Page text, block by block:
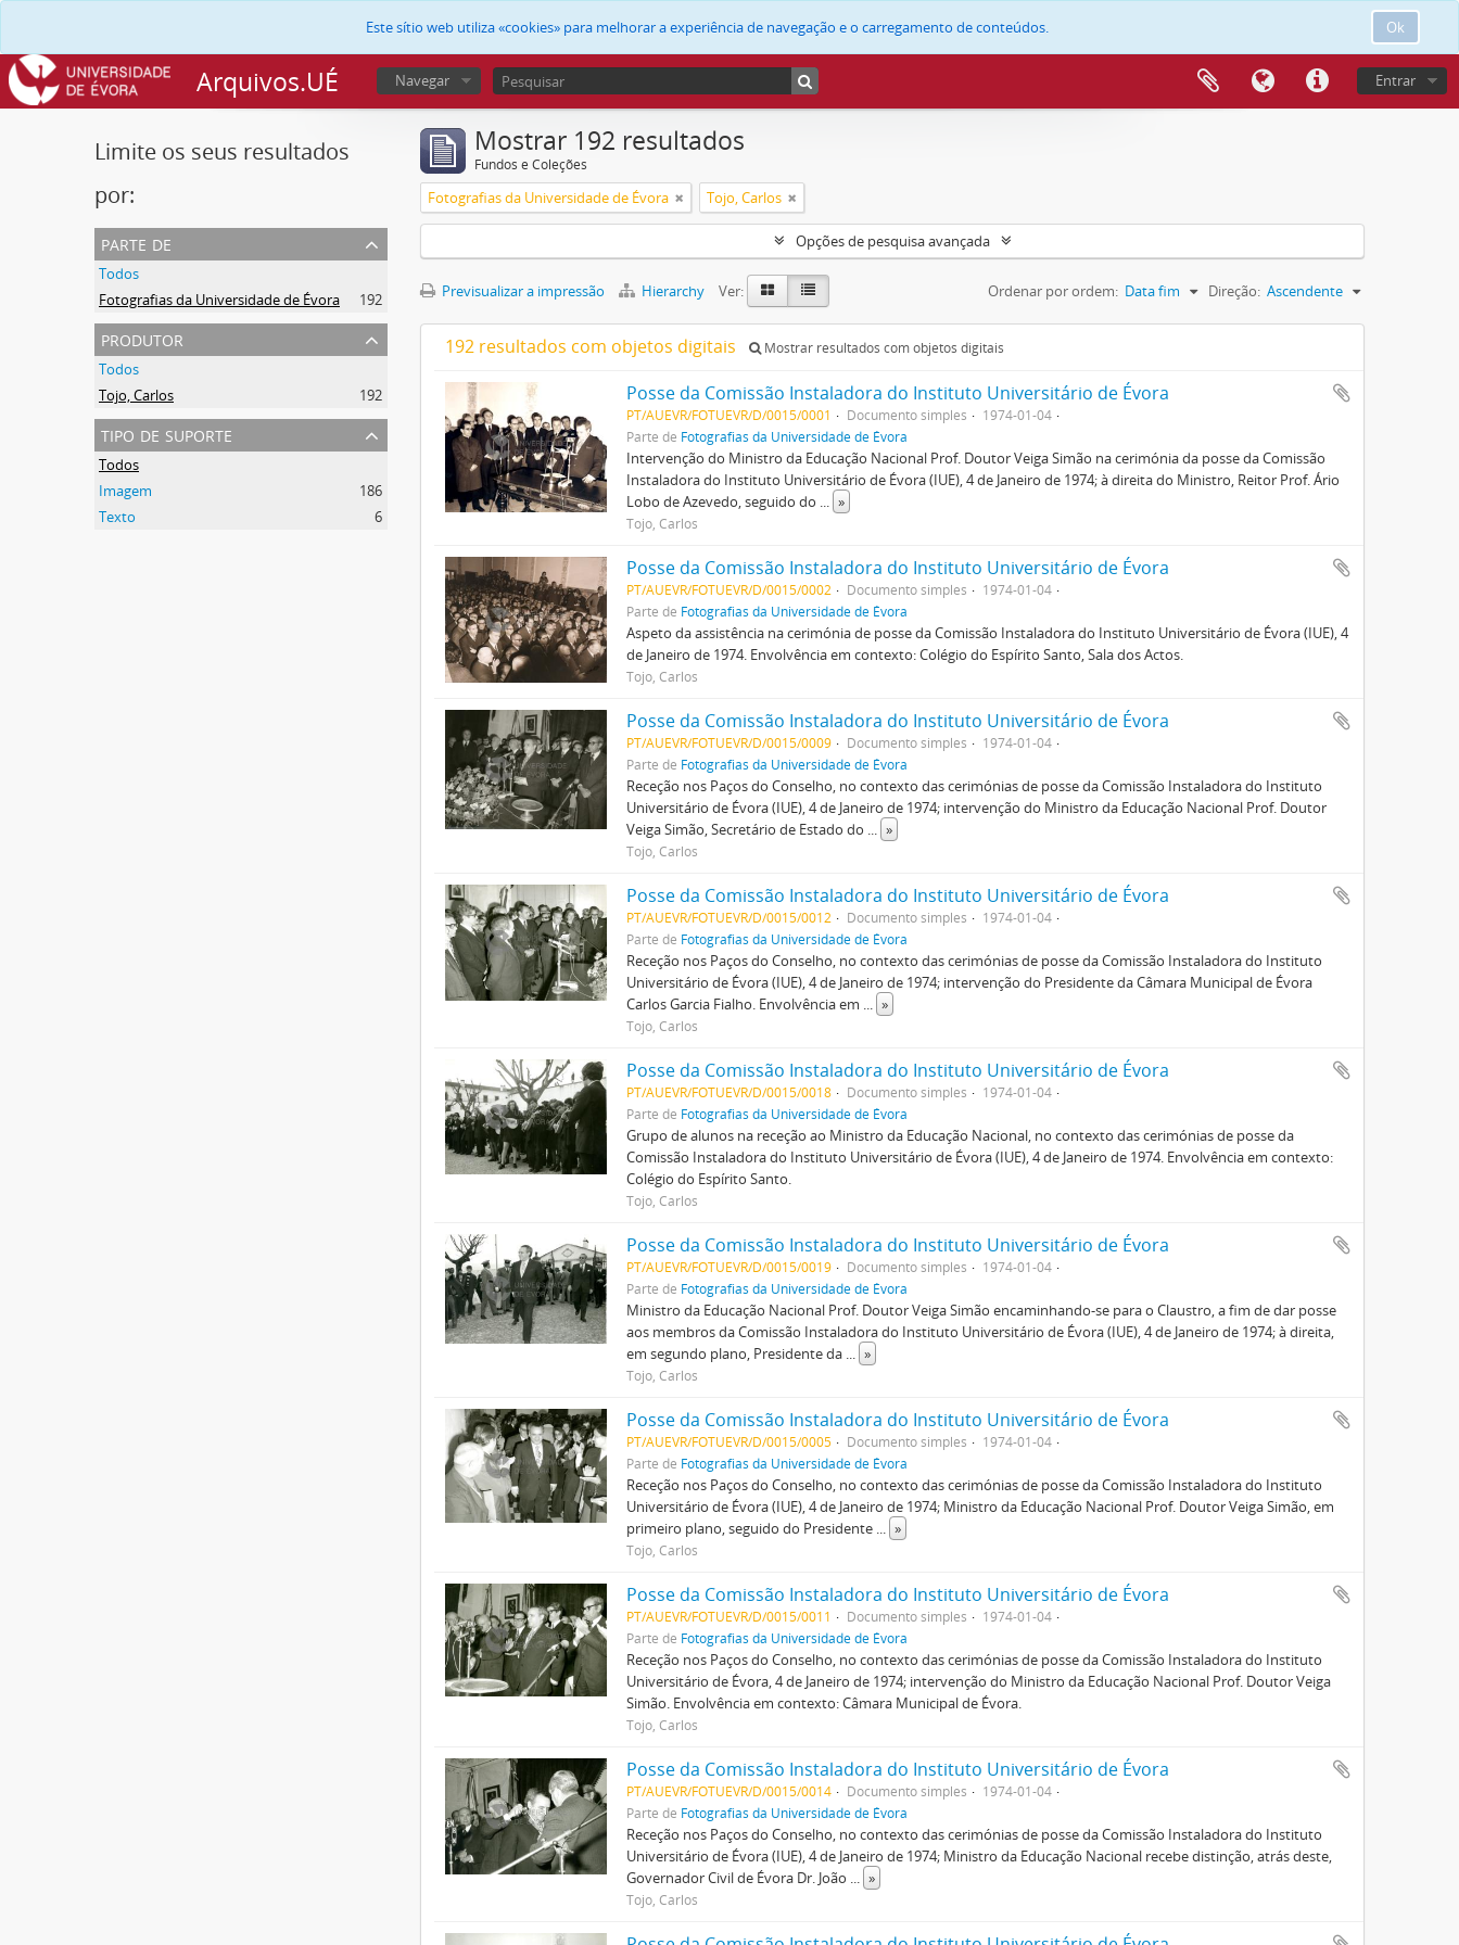
Ok
Este sítio web utiliza «cookies» para melhorar a experiência de navegação e o carregamento de conteúdos.
Arquivos.UÉ Entrar
Navegar
Limite os seus resultados
por:
parte de
Todos
Fotografias da Universidade de Évora
192
produtor
Todos
Tojo, Carlos
192
tipo de suporte
Todos
Imagem
186
Texto
6
Mostrar 192 resultados
Fundos e Coleções
Fotografias da Universidade de Évora Tojo, Carlos
Opções de pesquisa avançada
Previsualizar a impressão Hierarchy Ver: Ordenar por ordem: Data fim Direção: Ascendente
192 resultados com objetos digitais Mostrar resultados com objetos digitais
Posse da Comissão Instaladora do Instituto Universitário de Évora
PT/AUEVR/FOTUEVR/D/0015/0001 Documento simples
1974-01-04
Parte de Fotografias da Universidade de Évora
Intervenção do Ministro da Educação Nacional Prof. Doutor Veiga Simão na cerimónia da posse da Comissão
Instaladora do Instituto Universitário de Évora (IUE), 4 de Janeiro de 1974; à direita do Ministro, Reitor Prof. Ário
Lobo de Azevedo, seguido do ... »
Tojo, Carlos
Posse da Comissão Instaladora do Instituto Universitário de Évora
PT/AUEVR/FOTUEVR/D/0015/0002 Documento simples
1974-01-04
Parte de Fotografias da Universidade de Évora
Aspeto da assistência na cerimónia de posse da Comissão Instaladora do Instituto Universitário de Évora (IUE), 4
de Janeiro de 1974. Envolvência em contexto: Colégio do Espírito Santo, Sala dos Actos.
Tojo, Carlos
Posse da Comissão Instaladora do Instituto Universitário de Évora
PT/AUEVR/FOTUEVR/D/0015/0009 Documento simples
1974-01-04
Parte de Fotografias da Universidade de Évora
Receção nos Paços do Conselho, no contexto das cerimónias de posse da Comissão Instaladora do Instituto
Universitário de Évora (IUE), 4 de Janeiro de 1974; intervenção do Ministro da Educação Nacional Prof. Doutor
Veiga Simão, Secretário de Estado do ... »
Tojo, Carlos
Posse da Comissão Instaladora do Instituto Universitário de Évora
PT/AUEVR/FOTUEVR/D/0015/0012 Documento simples
1974-01-04
Parte de Fotografias da Universidade de Évora
Receção nos Paços do Conselho, no contexto das cerimónias de posse da Comissão Instaladora do Instituto
Universitário de Évora (IUE), 4 de Janeiro de 1974; intervenção do Presidente da Câmara Municipal de Évora
Carlos Garcia Fialho. Envolvência em ... »
Tojo, Carlos
Posse da Comissão Instaladora do Instituto Universitário de Évora
PT/AUEVR/FOTUEVR/D/0015/0018 Documento simples
1974-01-04
Parte de Fotografias da Universidade de Évora
Grupo de alunos na receção ao Ministro da Educação Nacional, no contexto das cerimónias de posse da
Comissão Instaladora do Instituto Universitário de Évora (IUE), 4 de Janeiro de 1974. Envolvência em contexto:
Colégio do Espírito Santo.
Tojo, Carlos
Posse da Comissão Instaladora do Instituto Universitário de Évora
PT/AUEVR/FOTUEVR/D/0015/0019 Documento simples
1974-01-04
Parte de Fotografias da Universidade de Évora
Ministro da Educação Nacional Prof. Doutor Veiga Simão encaminhando-se para o Claustro, a fim de dar posse
aos membros da Comissão Instaladora do Instituto Universitário de Évora (IUE), 4 de Janeiro de 1974; à direita,
em segundo plano, Presidente da ... »
Tojo, Carlos
Posse da Comissão Instaladora do Instituto Universitário de Évora
PT/AUEVR/FOTUEVR/D/0015/0005 Documento simples
1974-01-04
Parte de Fotografias da Universidade de Évora
Receção nos Paços do Conselho, no contexto das cerimónias de posse da Comissão Instaladora do Instituto
Universitário de Évora (IUE), 4 de Janeiro de 1974; Ministro da Educação Nacional Prof. Doutor Veiga Simão, em
primeiro plano, seguido do Presidente ... »
Tojo, Carlos
Posse da Comissão Instaladora do Instituto Universitário de Évora
PT/AUEVR/FOTUEVR/D/0015/0011 Documento simples
1974-01-04
Parte de Fotografias da Universidade de Évora
Receção nos Paços do Conselho, no contexto das cerimónias de posse da Comissão Instaladora do Instituto
Universitário de Évora, 4 de Janeiro de 1974; intervenção do Ministro da Educação Nacional Prof. Doutor Veiga
Simão. Envolvência em contexto: Câmara Municipal de Évora.
Tojo, Carlos
Posse da Comissão Instaladora do Instituto Universitário de Évora
PT/AUEVR/FOTUEVR/D/0015/0014 Documento simples
1974-01-04
Parte de Fotografias da Universidade de Évora
Receção nos Paços do Conselho, no contexto das cerimónias de posse da Comissão Instaladora do Instituto
Universitário de Évora (IUE), 4 de Janeiro de 1974; Ministro da Educação Nacional recebe distinção, atrás deste,
Governador Civil de Évora Dr. João ... »
Tojo, Carlos